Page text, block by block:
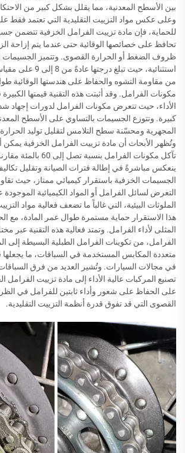
بين الأسطح المعدنية، مما يقلل بشكل كبير من
وعلى عكس مواد التزييت التقليدية التي تعتمد فقط
للحماية، فإن مادة تزييت الفرامل الخزفية تتضمن
تحافظ على خصائصها الوقائية حتى عندما يتم إزاحة
ظروف الضغط أو الحرارة القصوى. وتتميز الجسيمات
استثنائية، حيث تبلغ
من مقاومة التشوه والحفاظ على هندستها الوقائية
مكونات الفرامل. وقد أثبتت هذه التقنية قيمتها
الأداء، حيث تتعرض مكونات الفرامل لدورات إجهاد
كبيرة. وتتوزع الجسيمات بالتساوي على الأسطح
المجهرية ومحسّنة سطح التلامس لتقليل توليد
وتُظهر الأبحاث أن مادة تزييت الفرامل الخزفية
تآكل مكونات الفرامل
ينعكس مباشرةً في إطالة فترات الصيانة وتقليل
الجسيمات الخزفية باستقرار كيميائي ممتاز، حيث
التعرض لسائل الفرامل أو المواد الكيميائية
الملوثات البيئية، التي غالباً ما تضعف فعالية مواد
هذا الاستقرار حماية مستمرة طوال عمر المادة، مع
المثلى لأداء الفرامل. وتمتد فعالية هذه التقنية عبر
الفرامل، من تكوينات الفرامل الطبلية البسيطة إلى
متعددة المكابس المستخدمة في السباقات، ما يجعلها
في مجالات السيارات. وتُشير العديد من فرق
تصنيع المركبات عالية الأداء إلى مادة تزييت الفرامل
على الحفاظ على شعور وأداء ثابتين للفرامل في
القصوى التي قد تفوق قدرة أنظمة التزييت التقليدية.